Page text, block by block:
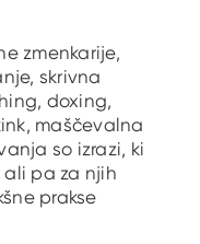
zmenkarije,
skrivna
doxing,
maščevalna
so izrazi, ki
pa za njih
prakse